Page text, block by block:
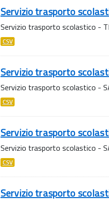
Servizio trasporto
Servizio trasporto scolastico -
CSV
Servizio trasporto
Servizio trasporto scolastico -
CSV
Servizio trasporto
Servizio trasporto scolastico -
CSV
Servizio trasporto